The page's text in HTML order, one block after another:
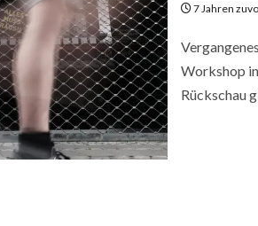
7 Jahren
Workshop
Rückschau